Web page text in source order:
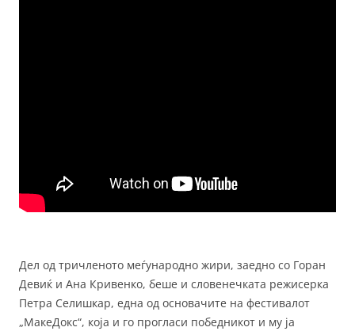
Дел од тричленото меѓународно жири, заедно со Горан
Девиќ и Ана Кривенко, беше и словенечката режисерка
Петра Селишкар, една од основачите на фестивалот
„МакеДокс“, која и го прогласи победникот и му ја